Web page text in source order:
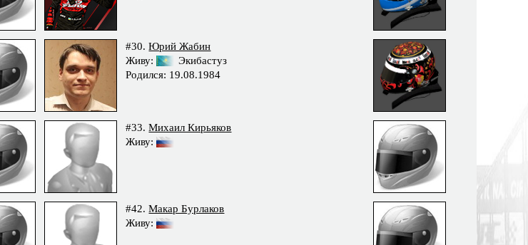
#30.Юрий Жабин
Живу:
Экибастуз
Родился: 19.08.1984
#33.Михаил Кирьяков
Живу:
#42.Макар Бурлаков
Живу: